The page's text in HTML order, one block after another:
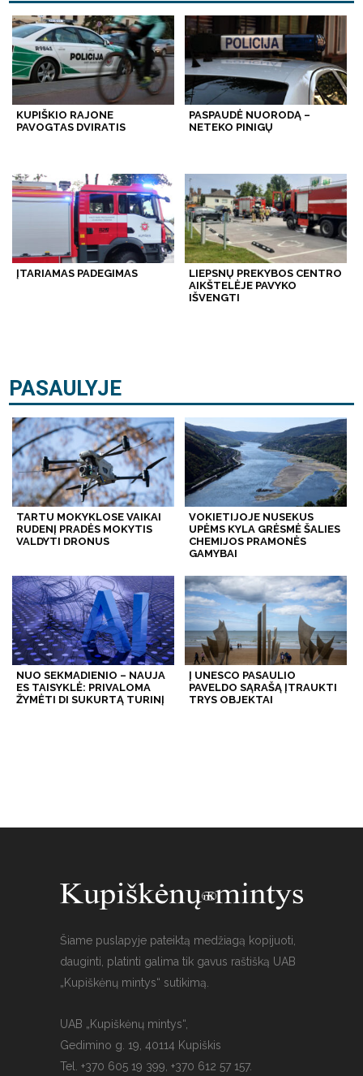
KUPIŠKIO RAJONE
PAVOGTAS DVIRATIS
PASPAUDĖ NUORODĄ –
NETEKO PINIGŲ
ĮTARIAMAS PADEGIMAS
LIEPSNŲ PREKYBOS CENTRO
AIKŠTELĖJE PAVYKO
IŠVENGTI
PASAULYJE
TARTU MOKYKLOSE VAIKAI
RUDENĮ PRADĖS MOKYTIS
VALDYTI DRONUS
VOKIETIJOJE NUSEKUS
UPĖMS KYLA GRĖSMĖ ŠALIES
CHEMIJOS PRAMONĖS
GAMYBAI
NUO SEKMADIENIO – NAUJA
ES TAISYKLĖ: PRIVALOMA
ŽYMĖTI DI SUKURTĄ TURINĮ
Į UNESCO PASAULIO
PAVELDO SĄRAŠĄ ĮTRAUKTI
TRYS OBJEKTAI
Šiame puslapyje pateiktą medžiagą kopijuoti,
dauginti, platinti galima tik gavus raštišką UAB
„Kupiškėnų mintys“ sutikimą.
UAB „Kupiškėnų mintys“,
Gedimino g. 19, 40114 Kupiškis
Tel. +370 605 19 399, +370 612 57 157.